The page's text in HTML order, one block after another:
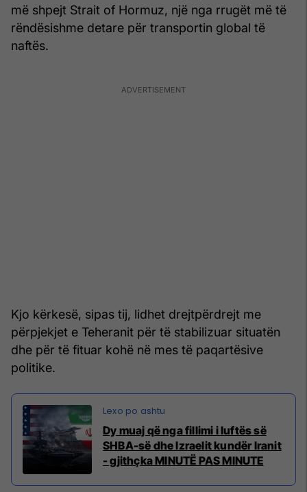
më shpejt Strait of Hormuz, një nga rrugët më të
rëndësishme detare për transportin global të
naftës.
Kjo kërkesë, sipas tij, lidhet drejtpërdrejt me
përpjekjet e Teheranit për të stabilizuar situatën
dhe për të fituar kohë në mes të paqartësive
politike.
Dy muaj që nga fillimi i luftës së
SHBA-së dhe Izraelit kundër Iranit
- gjithçka MINUTË PAS MINUTE